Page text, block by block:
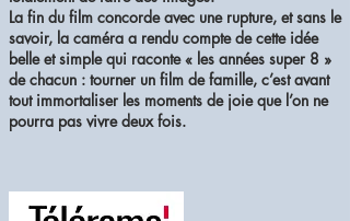
La fin du film concorde avec une rupture, et sans le
savoir, la caméra a rendu compte de cette idée
belle et simple qui raconte « les années super 8 »
de chacun : tourner un film de famille, c’est avant
tout immortaliser les moments de joie que l’on ne
pourra pas vivre deux fois.